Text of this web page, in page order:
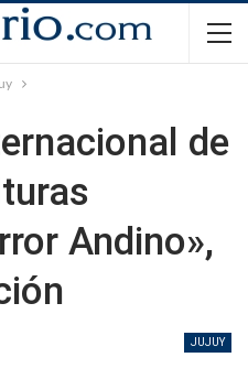
de
Andino»,
JUJUY